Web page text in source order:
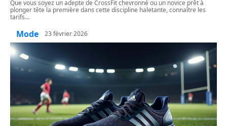
Que vous soyez un adepte de CrossFit chevronné ou un novice prêt à
plonger tête la première dans cette discipline haletante, connaître les
tarifs…
Mode 23 février 2026